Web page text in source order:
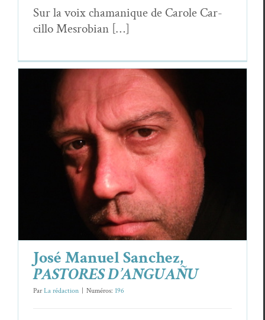
Sur la voix chamanique de Car­ole Car­
cil­lo Mesrobian […]
José Manuel Sanchez, PASTORES
D’ANGUAÑU
Essais & Chroniques José Manuel Sanchez
José Manuel Sanchez,
PASTORES D’ANGUAÑU
ParLa rédaction Numéros: 196